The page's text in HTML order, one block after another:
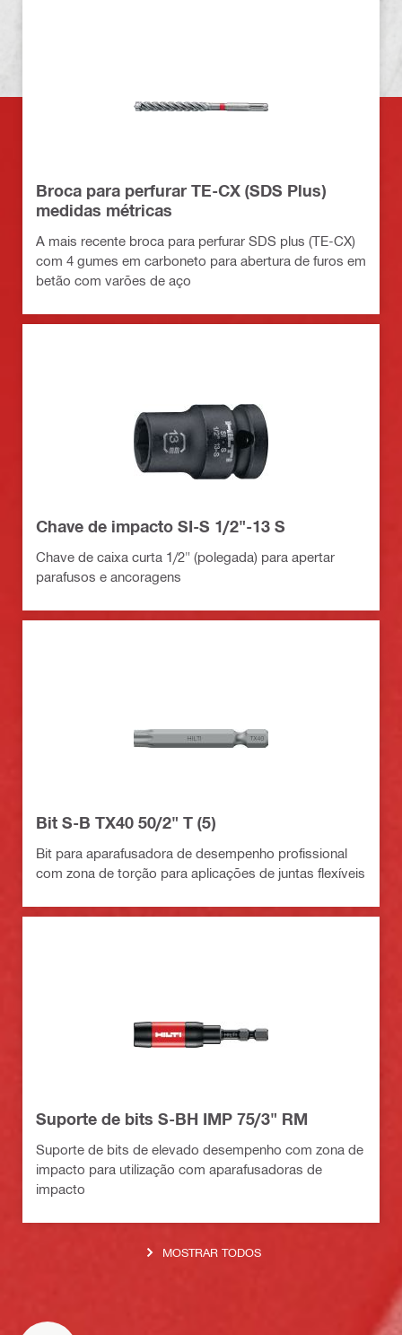
Broca para perfurar TE-CX (SDS Plus)
medidas métricas
A mais recente broca para perfurar SDS plus (TE-CX)
com 4 gumes em carboneto para abertura de furos em
betão com varões de aço
Chave de impacto SI-S 1/2"-13 S
Chave de caixa curta 1/2" (polegada) para apertar
parafusos e ancoragens
Bit S-B TX40 50/2" T (5)
Bit para aparafusadora de desempenho profissional
com zona de torção para aplicações de juntas flexíveis
Suporte de bits S-BH IMP 75/3" RM
Suporte de bits de elevado desempenho com zona de
impacto para utilização com aparafusadoras de
impacto
MOSTRAR TODOS